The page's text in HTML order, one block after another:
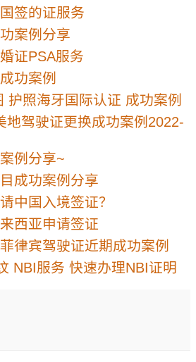
签的证服务
案例分享
证PSA服务
功案例
护照海牙国际认证 成功案例
地驾驶证更换成功案例2022-
例分享~
成功案例分享
中国入境签证？
西亚申请签证
律宾驾驶证近期成功案例
NBI服务 快速办理NBI证明